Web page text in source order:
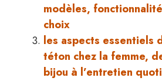
modèles,
choix
les aspects essentiels
téton chez la femme,
bijou à l’entretien